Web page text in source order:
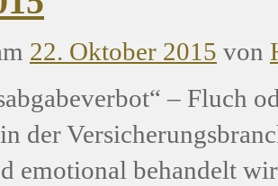
22. Oktober 2015 von
– Fluch
der
emotional behandelt